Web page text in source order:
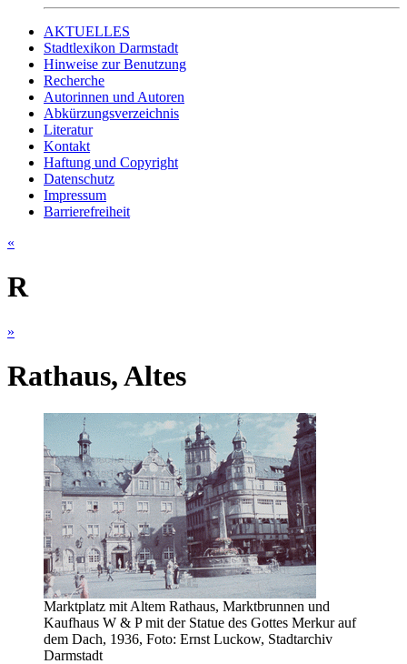
AKTUELLES
Stadtlexikon Darmstadt
Hinweise zur Benutzung
Recherche
Autorinnen und Autoren
Abkürzungsverzeichnis
Literatur
Kontakt
Haftung und Copyright
Datenschutz
Impressum
Barrierefreiheit
«
R
»
Rathaus, Altes
Marktplatz mit Altem Rathaus, Marktbrunnen und
Kaufhaus W & P mit der Statue des Gottes Merkur auf
dem Dach, 1936, Foto: Ernst Luckow, Stadtarchiv
Darmstadt